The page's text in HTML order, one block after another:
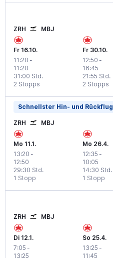
ZRH MBJ
Fr 16.10.
11:20 -
11:20
2 Stopps
31:00 Std.
Fr 30.10.
12:50 -
16:45
2 Stopps
21:55 Std.
Schnellster Hin- und Rückflug
ZRH MBJ
Mo 11.1.
13:20 -
12:50
1 Stopp
29:30 Std.
Mo 26.4.
12:35 -
10:05
1 Stopp
14:30 Std.
ZRH MBJ
Di 12.1.
7:05 -
13:25
So 25.4.
13:25 -
11:45